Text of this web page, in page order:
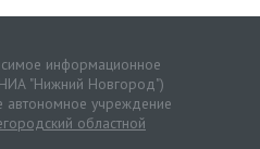
информационное
"Нижний Новгород")
автономное учреждение
областной